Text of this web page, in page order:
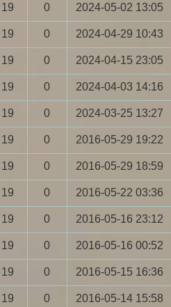
19 0 2024-05-02 13:05
19 0 2024-04-29 10:43
19 0 2024-04-15 23:05
19 0 2024-04-03 14:16
19 0 2024-03-25 13:27
19 0 2016-05-29 19:22
19 0 2016-05-29 18:59
19 0 2016-05-22 03:36
19 0 2016-05-16 23:12
19 0 2016-05-16 00:52
19 0 2016-05-15 16:36
19 0 2016-05-14 15:58